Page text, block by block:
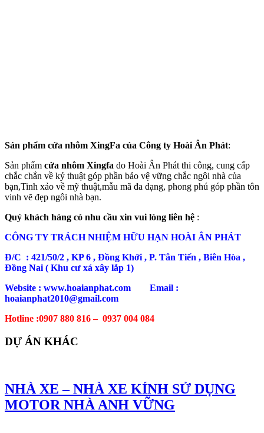
Sản phẩm cửa nhôm XingFa của Công ty Hoài Ân Phát:
Sản phẩm cửa nhôm Xingfa do Hoài Ân Phát thi công, cung cấp
chắc chắn về kỷ thuật góp phần bảo vệ vững chắc ngôi nhà của
bạn,Tinh xảo về mỹ thuật,mẫu mã đa dạng, phong phú góp phần tôn
vinh vẽ đẹp ngôi nhà bạn.
Quý khách hàng có nhu cầu xin vui lòng liên hệ :
CÔNG TY TRÁCH NHIỆM HỮU HẠN HOÀI ÂN PHÁT
Đ/C : 421/50/2 , KP 6 , Đồng Khởi , P. Tân Tiến , Biên Hòa ,
Đồng Nai ( Khu cư xá xây lắp 1)
Website : www.hoaianphat.com Email :
hoaianphat2010@gmail.com
Hotline :0907 880 816 – 0937 004 084
DỰ ÁN KHÁC
NHÀ XE – NHÀ XE KÍNH SỬ DỤNG
MOTOR NHÀ ANH VỮNG